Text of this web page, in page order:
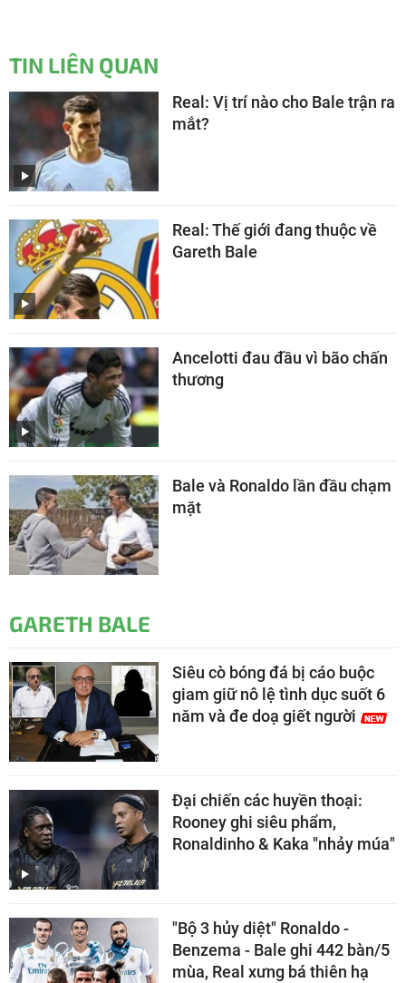
TIN LIÊN QUAN
Real: Vị trí nào cho Bale trận ra
mắt?
Real: Thế giới đang thuộc về
Gareth Bale
Ancelotti đau đầu vì bão chấn
thương
Bale và Ronaldo lần đầu chạm
mặt
GARETH BALE
Siêu cò bóng đá bị cáo buộc
giam giữ nô lệ tình dục suốt 6
năm và đe doạ giết người
Đại chiến các huyền thoại:
Rooney ghi siêu phẩm,
Ronaldinho & Kaka "nhảy múa"
"Bộ 3 hủy diệt" Ronaldo -
Benzema - Bale ghi 442 bàn/5
mùa, Real xưng bá thiên hạ